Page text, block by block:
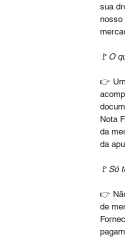
sua
nosso
🚩 O
👉
Nota
da
da
🚩 Só
👉
de